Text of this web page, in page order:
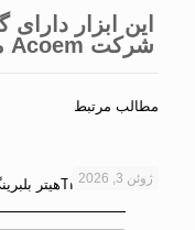
این ابزار
شرکت Acoem می باشد.
مطالب مرتبط
ژوئن 3, 2026